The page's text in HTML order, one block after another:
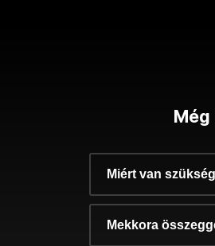
Miért van
Mekkora